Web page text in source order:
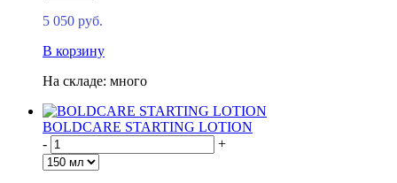
5 050 руб.
В корзину
На складе: много
BOLDCARE STARTING LOTION
-
+